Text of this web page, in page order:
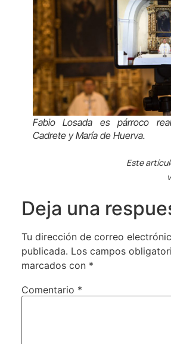
Fabio Losada es párroco
Cadrete y María de Huerva.
Este
Deja una
Tu dirección de correo
publicada. Los campos
marcados con *
Comentario *